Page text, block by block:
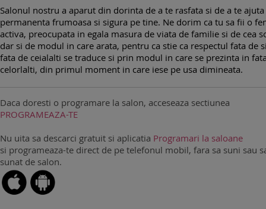
Salonul nostru a aparut din dorinta de a te rasfata si de a te
permanenta frumoasa si sigura pe tine. Ne dorim ca tu sa fii o
activa, preocupata in egala masura de viata de familie si de cea
dar si de modul in care arata, pentru ca stie ca respectul fata de
fata de ceialalti se traduce si prin modul in care se prezinta in
celorlalti, din primul moment in care iese pe usa dimineata.
Daca doresti o programare la salon, acceseaza sectiunea
PROGRAMEAZA-TE
Nu uita sa descarci gratuit si aplicatia Programari la saloane
si programeaza-te direct de pe telefonul mobil, fara sa suni sau
sunat de salon.